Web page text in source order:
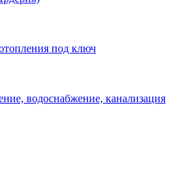
под ключ